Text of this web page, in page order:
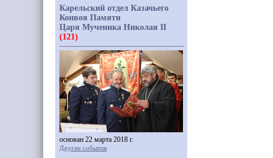
Карельский отдел Казачьего
Конвоя Памяти
Царя Мученика Николая II
(121)
основан 22 марта 2018 г.
Другие события